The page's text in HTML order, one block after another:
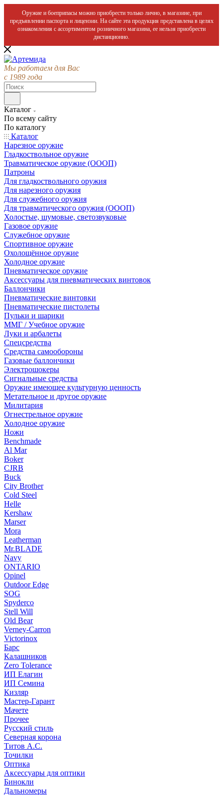
Оружие и боеприпасы можно приобрести только лично, в магазине, при
предъявлении паспорта и лицензии. На сайте эта продукция представлена в целях
ознакомления с ассортиментом розничного магазина, ее нельзя приобрести
дистанционно.
Мы работаем для Вас
с 1989 года
Каталог
По всему сайту
По каталогу
Каталог
Нарезное оружие
Гладкоствольное оружие
Травматическое оружие (ОООП)
Патроны
Для гладкоствольного оружия
Для нарезного оружия
Для служебного оружия
Для травматического оружия (ОООП)
Холостые, шумовые, светозвуковые
Газовое оружие
Служебное оружие
Спортивное оружие
Охолощённое оружие
Холодное оружие
Пневматическое оружие
Аксессуары для пневматических винтовок
Баллончики
Пневматические винтовки
Пневматические пистолеты
Пульки и шарики
ММГ / Учебное оружие
Луки и арбалеты
Спецсредства
Средства самообороны
Газовые баллончики
Электрошокеры
Сигнальные средства
Оружие имеющее культурную ценность
Метательное и другое оружие
Милитария
Огнестрельное оружие
Холодное оружие
Ножи
Benchmade
Al Mar
Boker
CJRB
Buck
City Brother
Cold Steel
Helle
Kershaw
Marser
Mora
Leatherman
Mr.BLADE
Navy
ONTARIO
Opinel
Outdoor Edge
SOG
Spyderco
Stell Will
Old Bear
Verney-Carron
Victorinox
Барс
Калашников
Zero Tolerance
ИП Елагин
ИП Семина
Кизляр
Мастер-Гарант
Мачете
Прочее
Русский стиль
Северная корона
Титов А.С.
Точилки
Оптика
Аксессуары для оптики
Бинокли
Дальномеры